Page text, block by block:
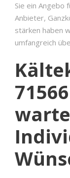
Sie ein Angebo
Anbieter,
stärken haben
umfangreich